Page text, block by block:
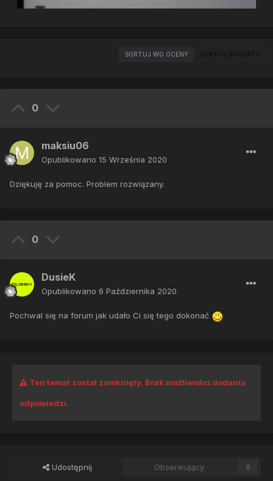
SORTUJ WG OCENY SORTUJ WG DATY
0
maksiu06
Opublikowano 15 Września 2020
Dziękuję za pomoc. Problem rozwiązany.
0
DusieK
Opublikowano 6 Października 2020
Pochwal się na forum jak udało Ci się tego dokonać
Ten temat został zamknięty. Brak możliwości dodania
odpowiedzi.
Udostępnij Obserwujący 0